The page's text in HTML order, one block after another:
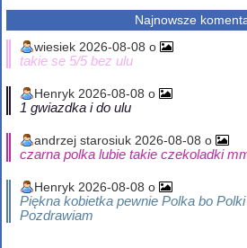
Najnowsze
wiesiek 2026-08-08 o
takie se 5/5 bez ulu
Henryk 2026-08-08 o
1 gwiazdka i do ulu
andrzej starosiuk 2026-08-08 o
czarna polka lubie takie czekoladki
Henryk 2026-08-08 o
Piękna kobietka pewnie Polka bo
Pozdrawiam